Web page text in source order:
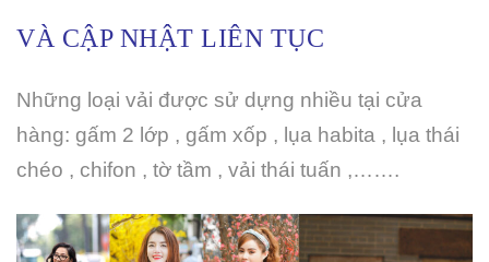
VÀ CẬP NHẬT LIÊN TỤC
Những loại vải được sử dựng nhiều tại cửa
hàng: gấm 2 lớp , gấm xốp , lụa habita , lụa thái
chéo , chifon , tờ tầm , vải thái tuấn ,…….